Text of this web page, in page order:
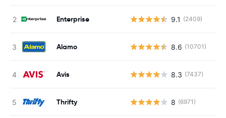
Enterprise 9.1 (2409)
Alamo 8.6 (10701)
Avis 8.3 (7437)
Thrifty 8 (6971)